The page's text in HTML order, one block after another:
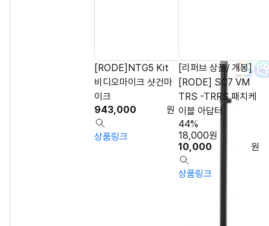
[RODE]NTG5 Kit
비디오마이크 샷건마
이크
943,000
원
상품링크
[리퍼브 상품/ 개봉]
[RODE] SC7 VM
TRS -TRRS 패치케
이블 아답터
10,000 원
18,000원
44%
상품링크